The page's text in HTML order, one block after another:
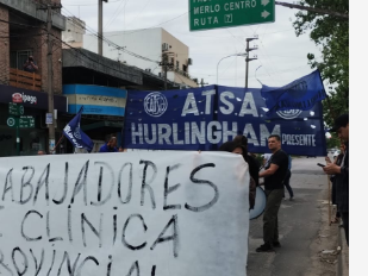
ALTAMIRA RESPONDE
Política Obrera Revista
CONTACTO